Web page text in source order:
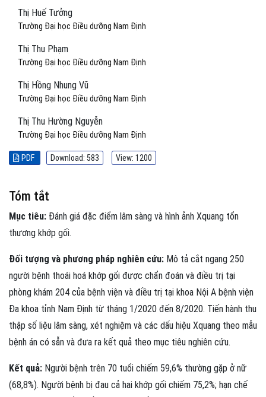
Thị Huế Tưởng
Trường Đại học Điều dưỡng Nam Định
Thị Thu Phạm
Trường Đại học Điều dưỡng Nam Định
Thị Hồng Nhung Vũ
Trường Đại học Điều dưỡng Nam Định
Thị Thu Hường Nguyễn
Trường Đại học Điều dưỡng Nam Định
PDF Download: 583 View: 1200
Tóm tắt
Mục tiêu: Đánh giá đặc điểm lâm sàng và hình ảnh Xquang tổn
thương khớp gối.
Đối tượng và phương pháp nghiên cứu: Mô tả cắt ngang 250
người bệnh thoái hoá khớp gối được chẩn đoán và điều trị tại
phòng khám 204 của bệnh viện và điều trị tại khoa Nội A bệnh viện
Đa khoa tỉnh Nam Định từ tháng 1/2020 đến 8/2020. Tiến hành thu
thập số liệu lâm sàng, xét nghiệm và các dấu hiệu Xquang theo mẫu
bệnh án có sẵn và đưa ra kết quả theo mục tiêu nghiên cứu.
Kết quả: Người bệnh trên 70 tuổi chiếm 59,6% thường gặp ở nữ
(68,8%). Người bệnh bị đau cả hai khớp gối chiếm 75,2%; hạn chế